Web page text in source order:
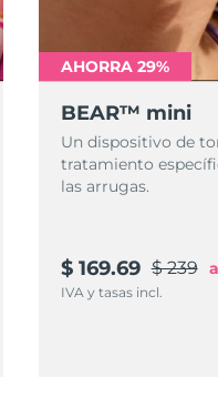
AHORRA 29%
BEAR™ mini
Un dispositivo de
tratamiento
las arrugas.
$ 169.69 $ 239
IVA y tasas incl.